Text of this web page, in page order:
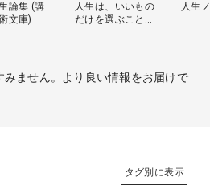
論集 (講
文庫)
人生は、いいもの
だけを選ぶことは
人生
みません。より良い情報をお届けで
タグ別に表示